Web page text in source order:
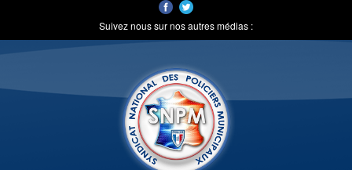
Suivez nous sur nos autres médias :